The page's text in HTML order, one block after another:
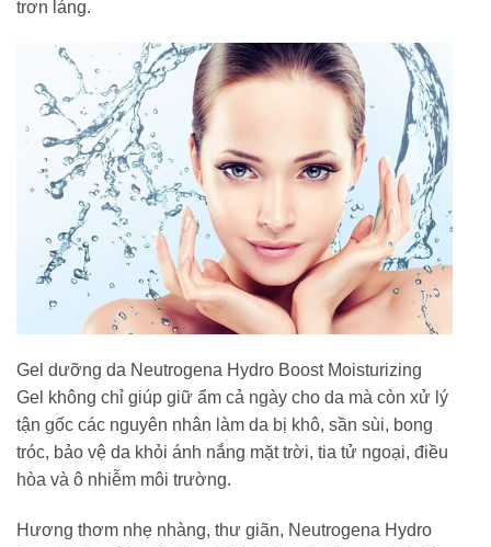
trơn láng.
Gel dưỡng da Neutrogena Hydro Boost Moisturizing
Gel không chỉ giúp giữ ẩm cả ngày cho da mà còn xử lý
tận gốc các nguyên nhân làm da bị khô, sần sùi, bong
tróc, bảo vệ da khỏi ánh nắng mặt trời, tia tử ngoại, điều
hòa và ô nhiễm môi trường.
Hương thơm nhẹ nhàng, thư giãn, Neutrogena Hydro